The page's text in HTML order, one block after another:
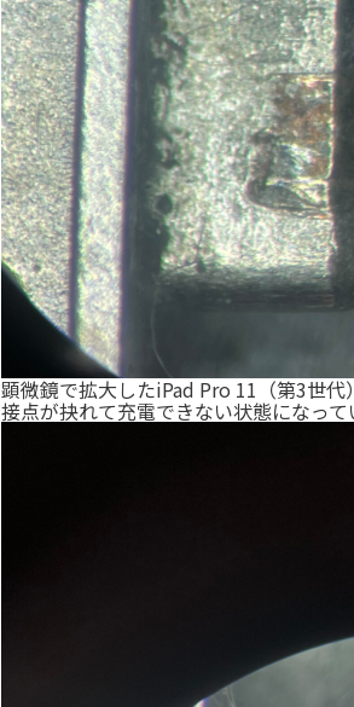
顕微鏡で拡大したiPad Pro 11（第3世代
接点が抉れて充電できない状態になって